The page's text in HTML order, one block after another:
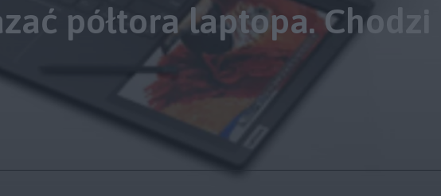
półtora laptopa. Chodzi o